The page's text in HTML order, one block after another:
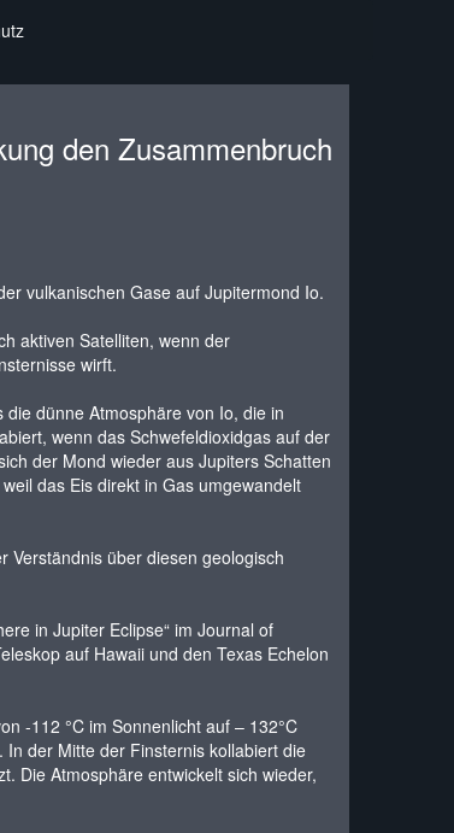
den Zusammenbruch
vulkanischen Gase auf Jupitermond Io.
aktiven Satelliten, wenn der
wirft.
dünne Atmosphäre von Io, die in
wenn das Schwefeldioxidgas auf der
der Mond wieder aus Jupiters Schatten
das Eis direkt in Gas umgewandelt
Verständnis über diesen geologisch
in Jupiter Eclipse“ im Journal of
auf Hawaii und den Texas Echelon
-112 °C im Sonnenlicht auf – 132°C
der Mitte der Finsternis kollabiert die
Die Atmosphäre entwickelt sich wieder,